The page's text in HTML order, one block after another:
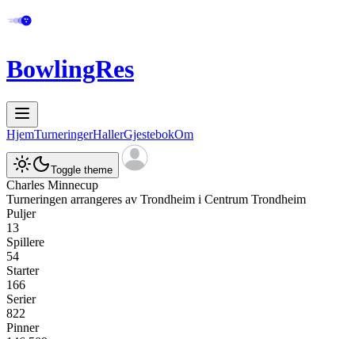
BowlingRes
HjemTurneringerHallerGjestebokOm
Toggle theme
Charles Minnecup
Turneringen arrangeres av Trondheim i Centrum Trondheim
Puljer
13
Spillere
54
Starter
166
Serier
822
Pinner